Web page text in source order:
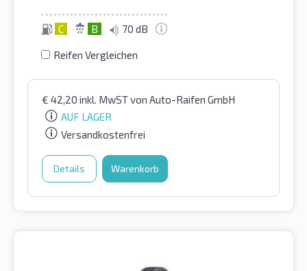
C B 70 dB
Reifen Vergleichen
€ 42,20 inkl. MwSTvon Auto-Raifen GmbH
AUF LAGER
Versandkostenfrei
Details Warenkorb